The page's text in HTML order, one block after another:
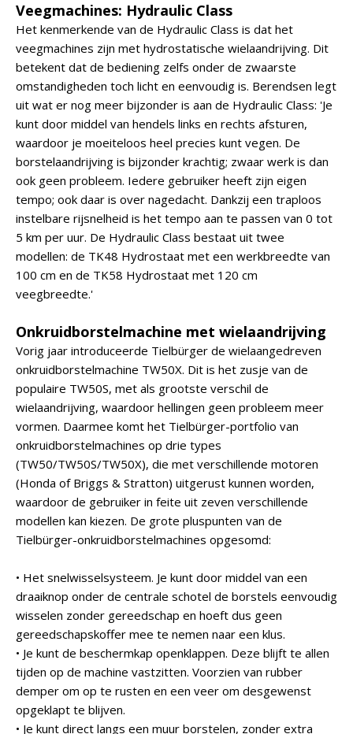
Veegmachines: Hydraulic Class
Het kenmerkende van de Hydraulic Class is dat het
veegmachines zijn met hydrostatische wielaandrijving. Dit
betekent dat de bediening zelfs onder de zwaarste
omstandigheden toch licht en eenvoudig is. Berendsen legt
uit wat er nog meer bijzonder is aan de Hydraulic Class: 'Je
kunt door middel van hendels links en rechts afsturen,
waardoor je moeiteloos heel precies kunt vegen. De
borstelaandrijving is bijzonder krachtig; zwaar werk is dan
ook geen probleem. Iedere gebruiker heeft zijn eigen
tempo; ook daar is over nagedacht. Dankzij een traploos
instelbare rijsnelheid is het tempo aan te passen van 0 tot
5 km per uur. De Hydraulic Class bestaat uit twee
modellen: de TK48 Hydrostaat met een werkbreedte van
100 cm en de TK58 Hydrostaat met 120 cm
veegbreedte.'
Onkruidborstelmachine met wielaandrijving
Vorig jaar introduceerde Tielbürger de wielaangedreven
onkruidborstelmachine TW50X. Dit is het zusje van de
populaire TW50S, met als grootste verschil de
wielaandrijving, waardoor hellingen geen probleem meer
vormen. Daarmee komt het Tielbürger-portfolio van
onkruidborstelmachines op drie types
(TW50/TW50S/TW50X), die met verschillende motoren
(Honda of Briggs & Stratton) uitgerust kunnen worden,
waardoor de gebruiker in feite uit zeven verschillende
modellen kan kiezen. De grote pluspunten van de
Tielbürger-onkruidborstelmachines opgesomd:
• Het snelwisselsysteem. Je kunt door middel van een
draaiknop onder de centrale schotel de borstels eenvoudig
wisselen zonder gereedschap en hoeft dus geen
gereedschapskoffer mee te nemen naar een klus.
• Je kunt de beschermkap openklappen. Deze blijft te allen
tijden op de machine vastzitten. Voorzien van rubber
demper om op te rusten en een veer om desgewenst
opgeklapt te blijven.
• Je kunt direct langs een muur borstelen, zonder extra